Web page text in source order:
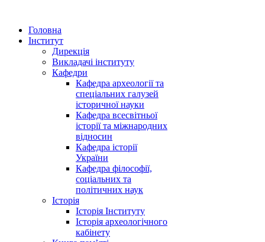
Головна
Інститут
Дирекція
Викладачі інституту
Кафедри
Кафедра археології та
спеціальних галузей
історичної науки
Кафедра всесвітньої
історії та міжнародних
відносин
Кафедра історії
України
Кафедра філософії,
соціальних та
політичних наук
Історія
Історія Інституту
Історія археологічного
кабінету